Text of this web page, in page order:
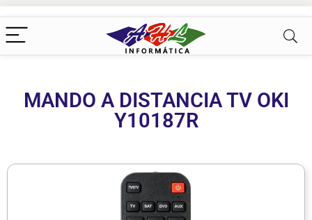
MANDO A DISTANCIA TV OKI
Y10187R